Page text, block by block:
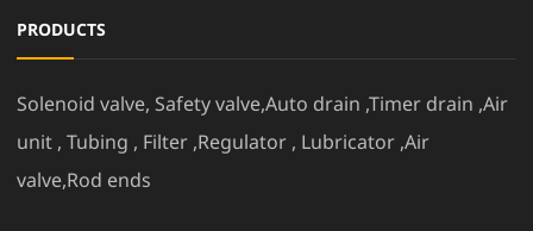
PRODUCTS
Solenoid valve, Safety valve,Auto drain ,Timer drain ,Air
unit , Tubing , Filter ,Regulator , Lubricator ,Air
valve,Rod ends